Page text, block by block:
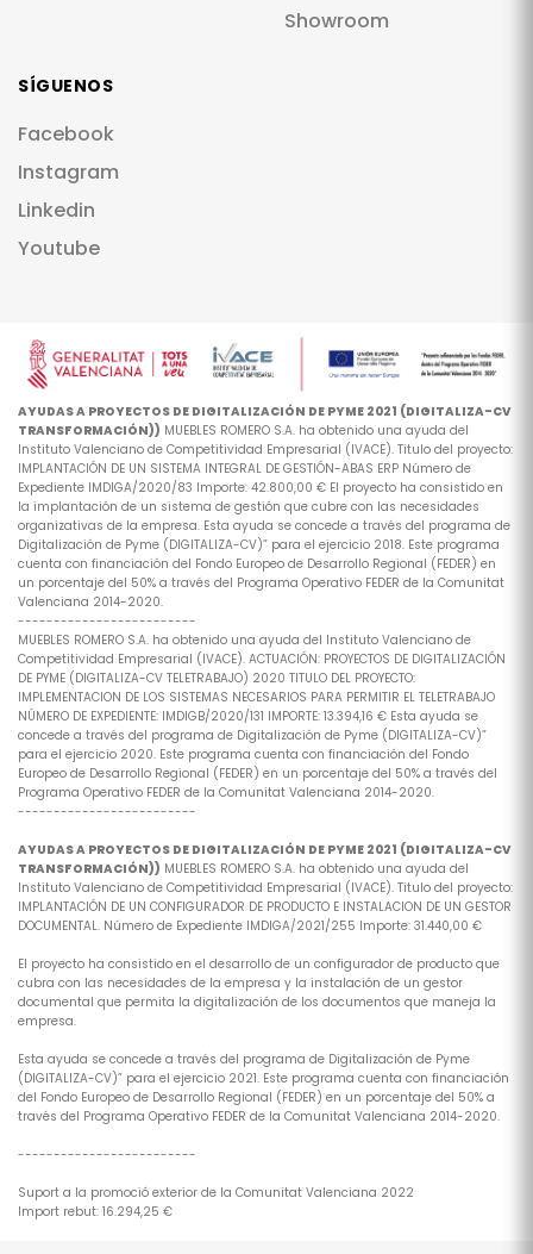
Showroom
SÍGUENOS
Facebook
Instagram
Linkedin
Youtube
AYUDAS A PROYECTOS DE DIGITALIZACIÓN DE PYME 2021 (DIGITALIZA-CV
TRANSFORMACIÓN)) MUEBLES ROMERO S.A. ha obtenido una ayuda del
Instituto Valenciano de Competitividad Empresarial (IVACE). Titulo del proyecto:
IMPLANTACIÓN DE UN SISTEMA INTEGRAL DE GESTIÓN-ABAS ERP Número de
Expediente IMDIGA/2020/83 Importe: 42.800,00 € El proyecto ha consistido en
la implantación de un sistema de gestión que cubre con las necesidades
organizativas de la empresa. Esta ayuda se concede a través del programa de
Digitalización de Pyme (DIGITALIZA-CV)” para el ejercicio 2018. Este programa
cuenta con financiación del Fondo Europeo de Desarrollo Regional (FEDER) en
un porcentaje del 50% a través del Programa Operativo FEDER de la Comunitat
Valenciana 2014-2020.
-------------------------
MUEBLES ROMERO S.A. ha obtenido una ayuda del Instituto Valenciano de
Competitividad Empresarial (IVACE). ACTUACIÓN: PROYECTOS DE DIGITALIZACIÓN
DE PYME (DIGITALIZA-CV TELETRABAJO) 2020 TITULO DEL PROYECTO:
IMPLEMENTACION DE LOS SISTEMAS NECESARIOS PARA PERMITIR EL TELETRABAJO
NÚMERO DE EXPEDIENTE: IMDIGB/2020/131 IMPORTE: 13.394,16 € Esta ayuda se
concede a través del programa de Digitalización de Pyme (DIGITALIZA-CV)”
para el ejercicio 2020. Este programa cuenta con financiación del Fondo
Europeo de Desarrollo Regional (FEDER) en un porcentaje del 50% a través del
Programa Operativo FEDER de la Comunitat Valenciana 2014-2020.
-------------------------
AYUDAS A PROYECTOS DE DIGITALIZACIÓN DE PYME 2021 (DIGITALIZA-CV
TRANSFORMACIÓN)) MUEBLES ROMERO S.A. ha obtenido una ayuda del
Instituto Valenciano de Competitividad Empresarial (IVACE). Titulo del proyecto:
IMPLANTACIÓN DE UN CONFIGURADOR DE PRODUCTO E INSTALACION DE UN GESTOR
DOCUMENTAL. Número de Expediente IMDIGA/2021/255 Importe: 31.440,00 €
El proyecto ha consistido en el desarrollo de un configurador de producto que
cubra con las necesidades de la empresa y la instalación de un gestor
documental que permita la digitalización de los documentos que maneja la
empresa.
Esta ayuda se concede a través del programa de Digitalización de Pyme
(DIGITALIZA-CV)” para el ejercicio 2021. Este programa cuenta con financiación
del Fondo Europeo de Desarrollo Regional (FEDER) en un porcentaje del 50% a
través del Programa Operativo FEDER de la Comunitat Valenciana 2014-2020.
-------------------------
Suport a la promoció exterior de la Comunitat Valenciana 2022
Import rebut: 16.294,25 €